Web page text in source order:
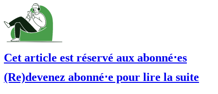
Cet article est réservé aux abonné⋅es
(Re)devenez abonné⋅e pour lire la suite